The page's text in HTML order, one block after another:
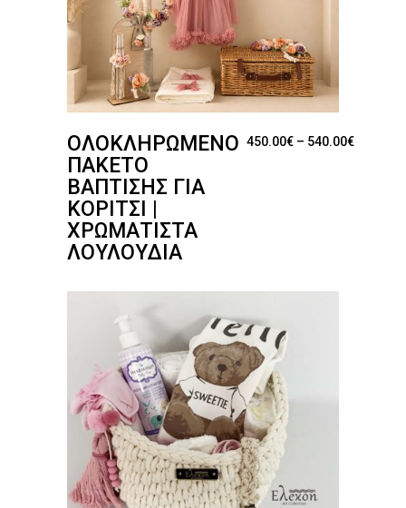
ΟΛΟΚΛΗΡΩΜΈΝΟ
ΠΑΚΈΤΟ
ΒΆΠΤΙΣΗΣ ΓΙΑ
ΚΟΡΊΤΣΙ |
ΧΡΩΜΑΤΙΣΤΆ
ΛΟΥΛΟΎΔΙΑ
450.00€ – 540.00€Price